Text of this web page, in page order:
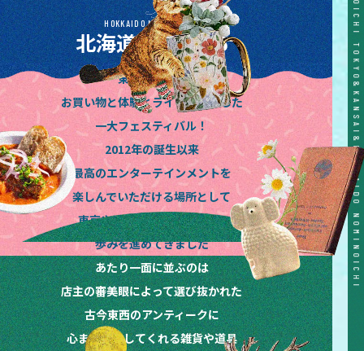
HOKKAIDO NOMINOICHI
北海道蚤の市’26
公式Instagram 公式サイト
東京蚤の市は
お買い物と体験とライブが融合した
一大フェスティバル！
2012年の誕生以来
最高のエンターテインメントを
楽しんでいただける場所として
東京や関西、東海や北海道と
歩みを進めてきました
あたり一面に並ぶのは
店主の審美眼によって選び抜かれた
古今東西のアンティークに
心まで満たしてくれる雑貨や道具